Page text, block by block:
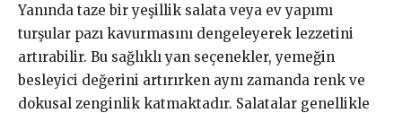
Yanında taze bir yeşillik salata veya ev yapımı
turşular pazı kavurmasını dengeleyerek lezzetini
artırabilir. Bu sağlıklı yan seçenekler, yemeğin
besleyici değerini artırırken aynı zamanda renk ve
dokusal zenginlik katmaktadır. Salatalar genellikle